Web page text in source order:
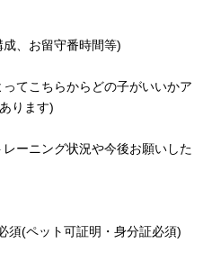
、お留守番時間等)
てこちらからどの子がいいかア
ります)
ーニング状況や今後お願いした
(ペット可証明・身分証必須)